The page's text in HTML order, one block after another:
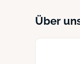
Über